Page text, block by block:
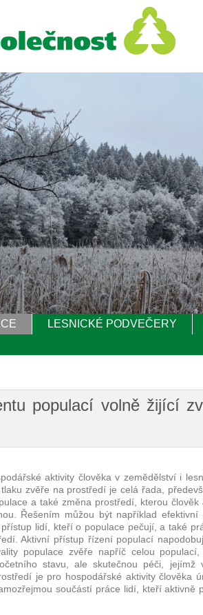
LESNICKÉ PODVEČERY
populací volně žijící
aktivity člověka v zemědělství i
zvěře na prostředí je celá řada,
a také změna prostředí, kterou
Řešením můžou být například
lidí, kteří o populace pečují, a také
Aktivní přístup řízení populací
populace zvěře napříč celou
stavu, ale skutečnou péči, jejímž
je pro hospodářské aktivity člověka
součástí práce lidí, kteří aktivně